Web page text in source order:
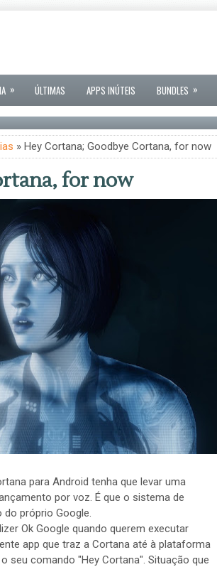
» ÚLTIMAS APPS INÚTEIS BUNDLES »
» Hey Cortana; Goodbye Cortana, for now
for now
para Android tenha que levar uma
por voz. É que o sistema de
próprio Google.
Ok Google quando querem executar
app que traz a Cortana até à plataforma
seu comando "Hey Cortana". Situação que